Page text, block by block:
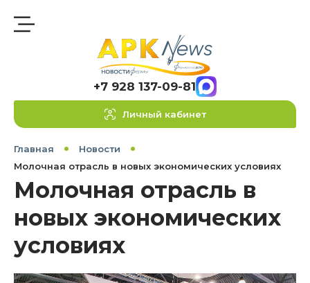
+7 928 137-09-81
Личный кабинет
Главная
Новости
Молочная отрасль в новых экономических условиях
Молочная отрасль в
новых экономических
условиях